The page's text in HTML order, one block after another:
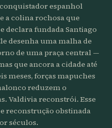
espanhol
a colina rochosa que
declara fundada Santiago
desenha uma malha de
de uma praça central —
que ancora a cidade até
meses, forças mapuches
reduzem o
Valdivia reconstrói. Esse
reconstrução obstinada
séculos.